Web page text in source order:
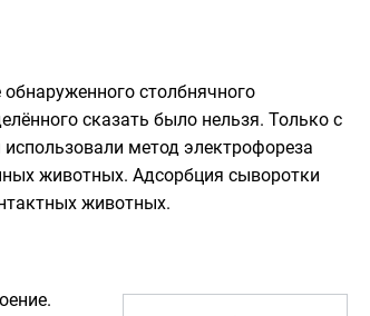
обнаруженного столбнячного
сказать было нельзя. Только с
метод электрофореза
животных. Адсорбция сыворотки
животных.